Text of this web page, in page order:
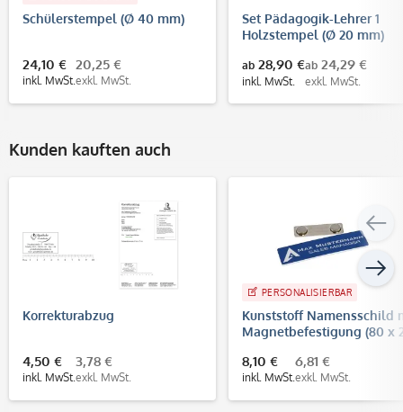
Schülerstempel (Ø 40 mm)
24,10 €
inkl. MwSt.
20,25 €
exkl. MwSt.
Set Pädagogik-Lehrer 1
Holzstempel (Ø 20 mm)
ab 28,90 €
inkl. MwSt.
ab 24,29 €
exkl. MwSt.
Kunden kauften auch
Korrekturabzug
4,50 €
inkl. MwSt.
3,78 €
exkl. MwSt.
PERSONALISIERBAR
Kunststoff Namensschild
Magnetbefestigung (80 x
8,10 €
inkl. MwSt.
6,81 €
exkl. MwSt.